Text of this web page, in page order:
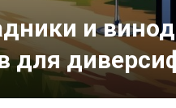
и
для